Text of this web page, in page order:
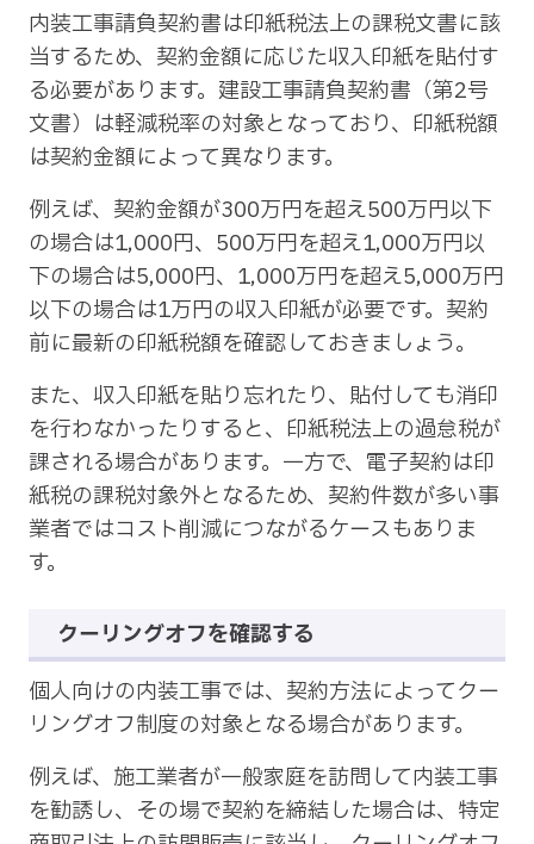
内装工事請負契約書は印紙税法上の課税文書に該
当するため、契約金額に応じた収入印紙を貼付す
る必要があります。建設工事請負契約書（第2号
文書）は軽減税率の対象となっており、印紙税額
は契約金額によって異なります。
例えば、契約金額が300万円を超え500万円以下
の場合は1,000円、500万円を超え1,000万円以
下の場合は5,000円、1,000万円を超え5,000万円
以下の場合は1万円の収入印紙が必要です。契約
前に最新の印紙税額を確認しておきましょう。
また、収入印紙を貼り忘れたり、貼付しても消印
を行わなかったりすると、印紙税法上の過怠税が
課される場合があります。一方で、電子契約は印
紙税の課税対象外となるため、契約件数が多い事
業者ではコスト削減につながるケースもありま
す。
クーリングオフを確認する
個人向けの内装工事では、契約方法によってクー
リングオフ制度の対象となる場合があります。
例えば、施工業者が一般家庭を訪問して内装工事
を勧誘し、その場で契約を締結した場合は、特定